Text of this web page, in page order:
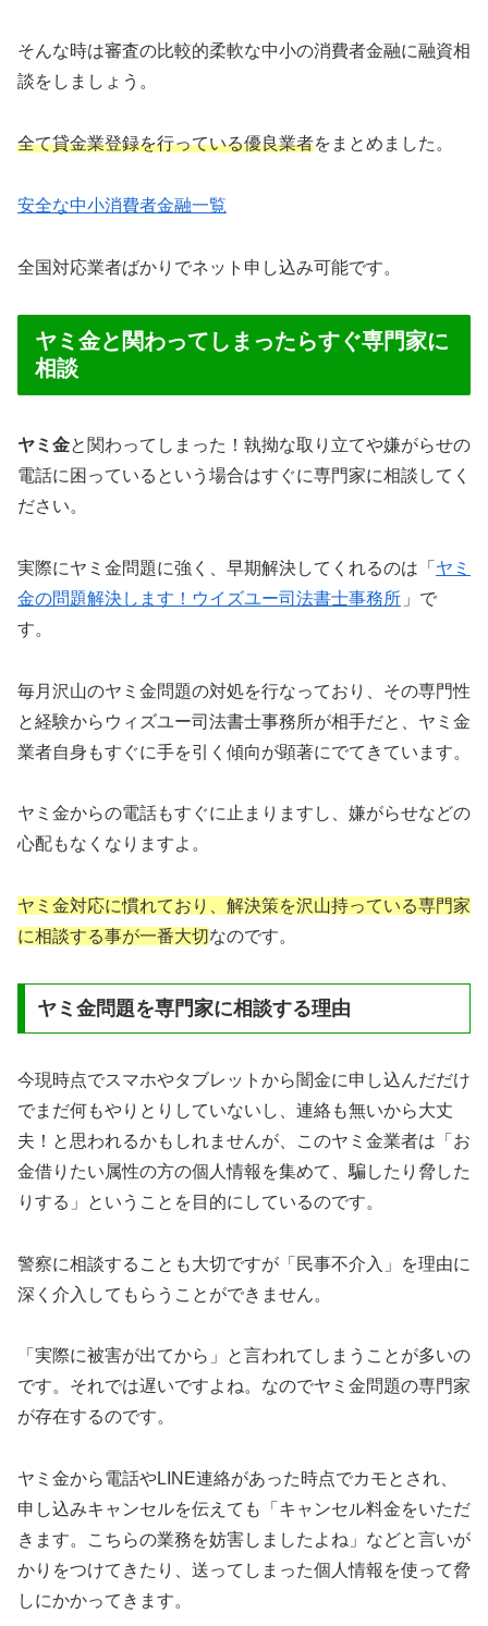
そんな時は審査の比較的柔軟な中小の消費者金融に融資相
談をしましょう。
全て貸金業登録を行っている優良業者をまとめました。
安全な中小消費者金融一覧
全国対応業者ばかりでネット申し込み可能です。
ヤミ金と関わってしまったらすぐ専門家に
相談
ヤミ金と関わってしまった！執拗な取り立てや嫌がらせの
電話に困っているという場合はすぐに専門家に相談してく
ださい。
実際にヤミ金問題に強く、早期解決してくれるのは「 ヤミ
金の問題解決します！ウイズユー司法書士事務所 」で
す。
毎月沢山のヤミ金問題の対処を行なっており、その専門性
と経験からウィズユー司法書士事務所が相手だと、ヤミ金
業者自身もすぐに手を引く傾向が顕著にでてきています。
ヤミ金からの電話もすぐに止まりますし、嫌がらせなどの
心配もなくなりますよ。
ヤミ金対応に慣れており、解決策を沢山持っている専門家
に相談する事が一番大切なのです。
ヤミ金問題を専門家に相談する理由
今現時点でスマホやタブレットから闇金に申し込んだだけ
でまだ何もやりとりしていないし、連絡も無いから大丈
夫！と思われるかもしれませんが、このヤミ金業者は「お
金借りたい属性の方の個人情報を集めて、騙したり脅した
りする」ということを目的にしているのです。
警察に相談することも大切ですが「民事不介入」を理由に
深く介入してもらうことができません。
「実際に被害が出てから」と言われてしまうことが多いの
です。それでは遅いですよね。なのでヤミ金問題の専門家
が存在するのです。
ヤミ金から電話やLINE連絡があった時点でカモとされ、
申し込みキャンセルを伝えても「キャンセル料金をいただ
きます。こちらの業務を妨害しましたよね」などと言いが
かりをつけてきたり、送ってしまった個人情報を使って脅
しにかかってきます。